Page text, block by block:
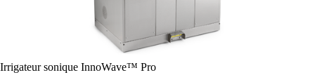
Irrigateur sonique InnoWave™ Pro